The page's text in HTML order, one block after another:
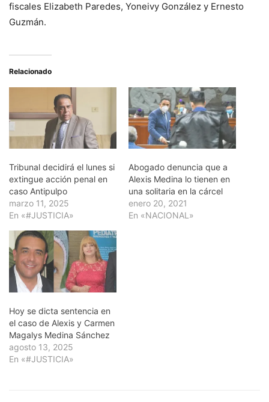
fiscales Elizabeth Paredes, Yoneivy González y Ernesto
Guzmán.
Relacionado
Tribunal decidirá el lunes si
extingue acción penal en
caso Antipulpo
marzo 11, 2025
En «#JUSTICIA»
Abogado denuncia que a
Alexis Medina lo tienen en
una solitaria en la cárcel
enero 20, 2021
En «NACIONAL»
Hoy se dicta sentencia en
el caso de Alexis y Carmen
Magalys Medina Sánchez
agosto 13, 2025
En «#JUSTICIA»